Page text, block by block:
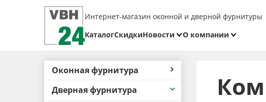
Интернет-магазин оконной и дверной фурнитуры
КаталогСкидкиНовости
О компании
Оконная фурнитура
Дверная фурнитура